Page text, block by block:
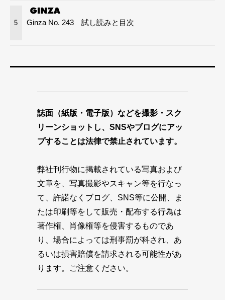
5 Ginza No. 243 試し読みと目次
誌面（紙版・電子版）などを撮影・スク
リーンショットし、SNSやブログにアッ
プすることは法律で禁止されています。
弊社刊行物に掲載されている写真および
文章を、写真撮影やスキャン等を行なっ
て、許諾なくブログ、SNS等に公開、ま
たは印刷等をして販売・配布する行為は
著作権、肖像権等を侵害するものであ
り、場合によっては刑事罰が科され、あ
るいは損害賠償を請求される可能性があ
ります。ご注意ください。